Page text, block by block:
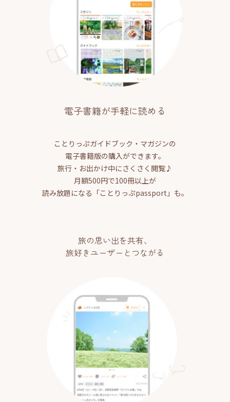
電子書籍が手軽に読める
ことりっぷガイドブック・マガジンの
電子書籍版の購入ができます。
旅行・お出かけ中にさくさく閲覧♪
月額500円で100冊以上が
読み放題になる「ことりっぷpassport」も。
旅の思い出を共有、
旅好きユーザーとつながる